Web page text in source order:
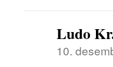
Ludo
10.